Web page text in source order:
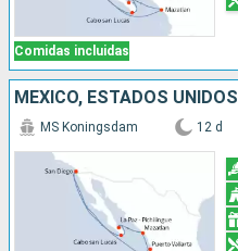
Comidas incluidas
MÉXICO, ESTADOS UNIDOS
MS Koningsdam 12 d